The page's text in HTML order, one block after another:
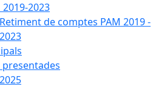
2019-2023
Retiment de comptes PAM 2019 -
2023